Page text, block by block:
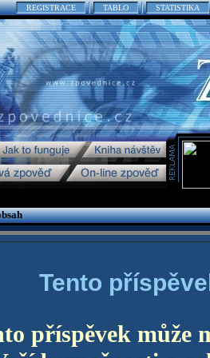
REGISTRACE TABLO STATISTIKA
Tento
příspěvek může